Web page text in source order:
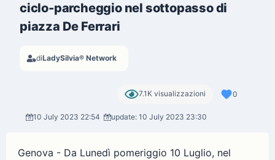
ciclo-parcheggio nel sottopasso di
piazza De Ferrari
diLadySilvia® Network
7.1K visualizzazioni 0
10 July 2023 22:54 update: 10 July 2023 23:30
Genova - Da Lunedì pomeriggio 10 Luglio, nel